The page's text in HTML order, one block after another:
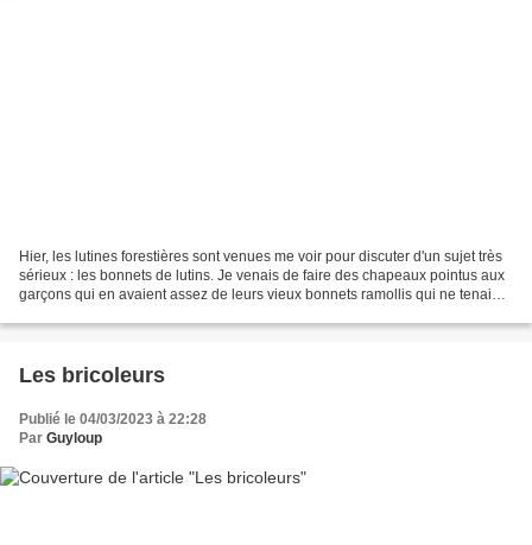
Hier, les lutines forestières sont venues me voir pour discuter d'un sujet très
sérieux : les bonnets de lutins. Je venais de faire des chapeaux pointus aux
garçons qui en avaient assez de leurs vieux bonnets ramollis qui ne tenaient
Les bricoleurs
Publié le 04/03/2023 à 22:28
Par Guyloup